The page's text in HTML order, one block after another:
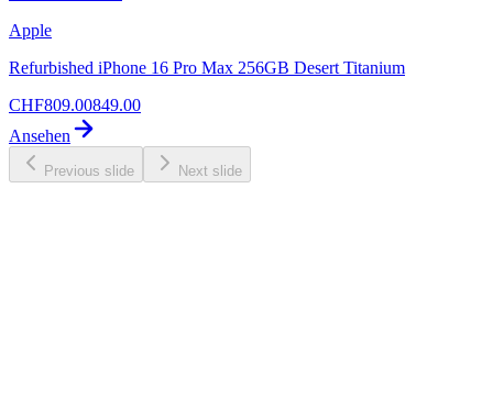
Apple
Refurbished iPhone 16 Pro Max 256GB Desert Titanium
CHF809.00849.00
Ansehen
Previous slide Next slide